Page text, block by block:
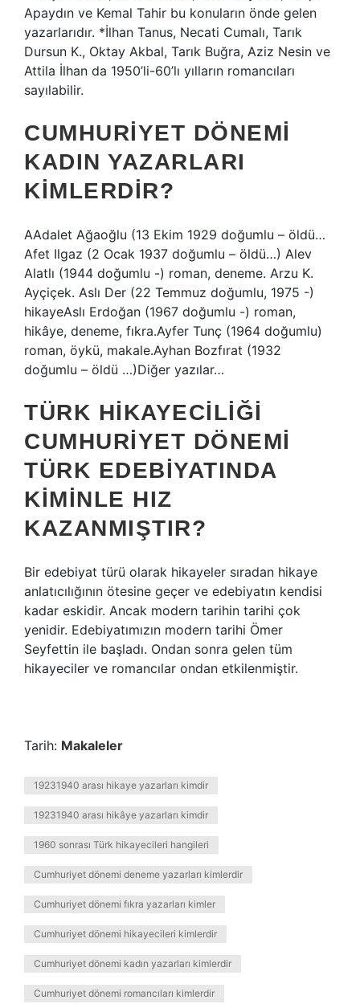
Apaydın ve Kemal Tahir bu konuların önde gelen
yazarlarıdır. *İlhan Tanus, Necati Cumalı, Tarık
Dursun K., Oktay Akbal, Tarık Buğra, Aziz Nesin ve
Attila İlhan da 1950’li-60’lı yılların romancıları
sayılabilir.
CUMHURIYET DÖNEMI
KADIN YAZARLARI
KIMLERDIR?
AAdalet Ağaoğlu (13 Ekim 1929 doğumlu – öldü…
Afet Ilgaz (2 Ocak 1937 doğumlu – öldü…) Alev
Alatlı (1944 doğumlu -) roman, deneme. Arzu K.
Ayçiçek. Aslı Der (22 Temmuz doğumlu, 1975 -)
hikayeAslı Erdoğan (1967 doğumlu -) roman,
hikâye, deneme, fıkra.Ayfer Tunç (1964 doğumlu)
roman, öykü, makale.Ayhan Bozfırat (1932
doğumlu – öldü …)Diğer yazılar…
TÜRK HIKAYECILIĞI
CUMHURIYET DÖNEMI
TÜRK EDEBIYATINDA
KIMINLE HIZ
KAZANMIŞTIR?
Bir edebiyat türü olarak hikayeler sıradan hikaye
anlatıcılığının ötesine geçer ve edebiyatın kendisi
kadar eskidir. Ancak modern tarihin tarihi çok
yenidir. Edebiyatımızın modern tarihi Ömer
Seyfettin ile başladı. Ondan sonra gelen tüm
hikayeciler ve romancılar ondan etkilenmiştir.
Tarih: Makaleler
19231940 arası hikaye yazarları kimdir
19231940 arası hikâye yazarları kimdir
1960 sonrası Türk hikayecileri hangileri
Cumhuriyet dönemi deneme yazarları kimlerdir
Cumhuriyet dönemi fıkra yazarları kimler
Cumhuriyet dönemi hikayecileri kimlerdir
Cumhuriyet dönemi kadın yazarları kimlerdir
Cumhuriyet dönemi romancıları kimlerdir